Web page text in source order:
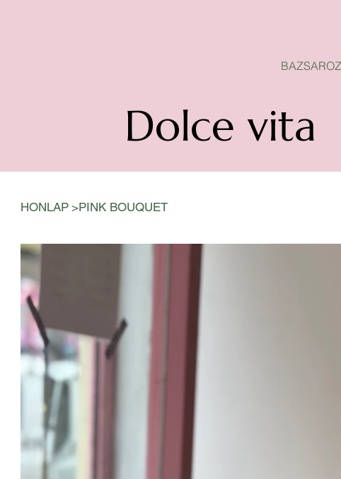
Dolce vita
HONLAP >PINK BOUQUET